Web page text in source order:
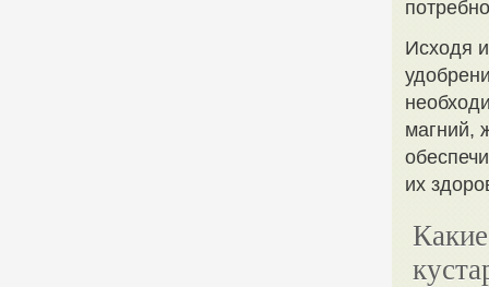
Исходя
магний,
их